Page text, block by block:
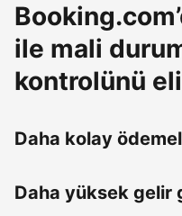
ile mali
kontrolünü
Daha kolay
Daha yüksek gelir